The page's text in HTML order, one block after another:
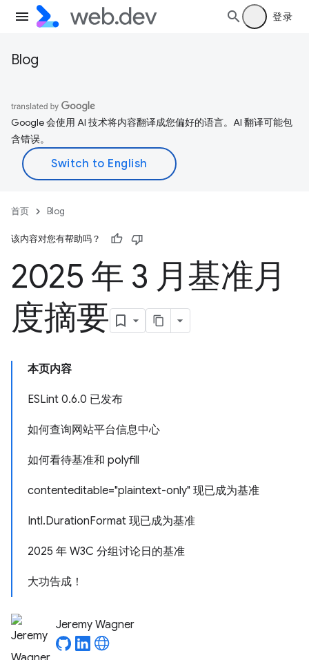
登录
Blog
Google 会使用 AI 技术将内容翻译成您偏好的语言。AI 翻译可能包
含错误。
首页 Blog
该内容对您有帮助吗？
2025 年 3 月基准月
度摘要
本页内容
ESLint 0.6.0 已发布
如何查询网站平台信息中心
如何看待基准和 polyfill
contenteditable="plaintext-only" 现已成为基准
Intl.DurationFormat 现已成为基准
2025 年 W3C 分组讨论日的基准
大功告成！
Jeremy Wagner